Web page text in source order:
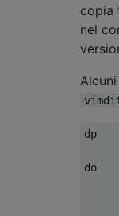
copia
nel
dp
do